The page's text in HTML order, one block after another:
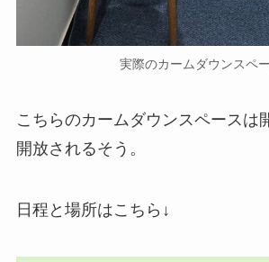
実際のカームダウンスペ
こちらのカームダウンスペースは
開放されるそう。
日程と場所はこちら↓